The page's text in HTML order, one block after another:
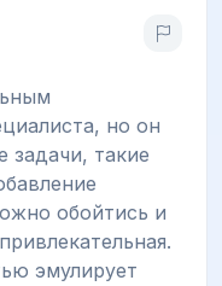
но он
задачи, такие
обойтись и
эмулирует